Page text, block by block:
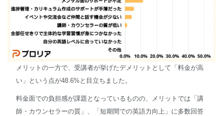
メリットの一方で、受講者が挙げたデメリットとして「料金が高
い」という点が48.6%と目立ちました。
料金面での負担感が課題となっているものの、メリットでは「講
師・カウンセラーの質」、「短期間での英語力向上」に多数回答